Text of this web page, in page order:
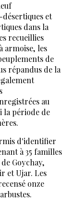
et
dans la
recueillies
armoise, les
de
répandus de la
au
la période de
d'identifier
à 35 familles
Goychay,
et Ujar. Les
onze